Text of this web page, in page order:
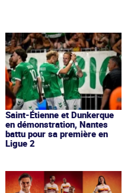
Saint-Étienne et Dunkerque
en démonstration, Nantes
battu pour sa première en
Ligue 2